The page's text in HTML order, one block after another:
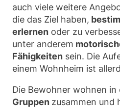
auch viele weitere
die das Ziel haben,
erlernen oder zu
unter anderem
Fähigkeiten sein. Die
einem Wohnheim ist
Die Bewohner wohnen in
Gruppen zusammen und